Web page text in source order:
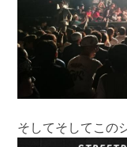
そしてそしてこの